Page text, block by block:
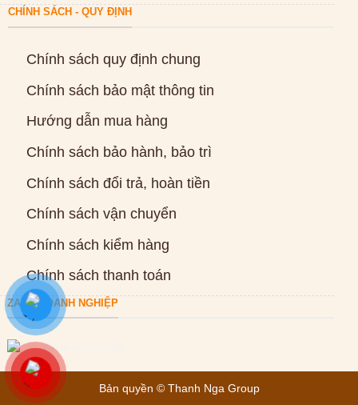
CHÍNH SÁCH - QUY ĐỊNH
Chính sách quy định chung
Chính sách bảo mật thông tin
Hướng dẫn mua hàng
Chính sách bảo hành, bảo trì
Chính sách đổi trả, hoàn tiền
Chính sách vận chuyển
Chính sách kiểm hàng
Chính sách thanh toán
ZALO DOANH NGHIỆP
Bản quyền © Thanh Nga Group